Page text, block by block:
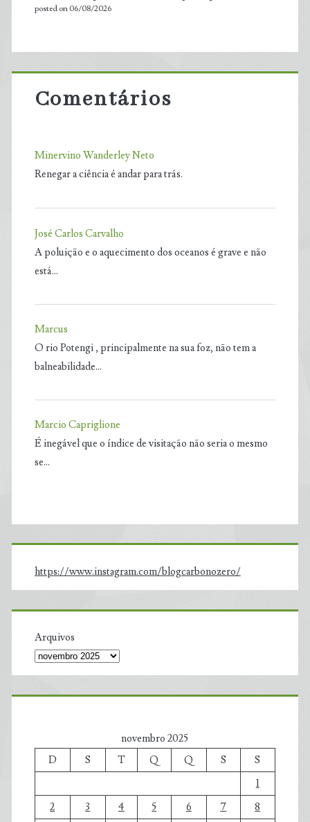
posted on 06/08/2026
Comentários
Minervino Wanderley Neto
Renegar a ciência é andar para trás.
José Carlos Carvalho
A poluição e o aquecimento dos oceanos é grave e não
está…
Marcus
O rio Potengi , principalmente na sua foz, não tem a
balneabilidade…
Marcio Capriglione
É inegável que o índice de visitação não seria o mesmo
se…
https://www.instagram.com/blogcarbonozero/
Arquivos
novembro 2025
D
S T Q Q S
S
1
2
3 4 5 6 7
8